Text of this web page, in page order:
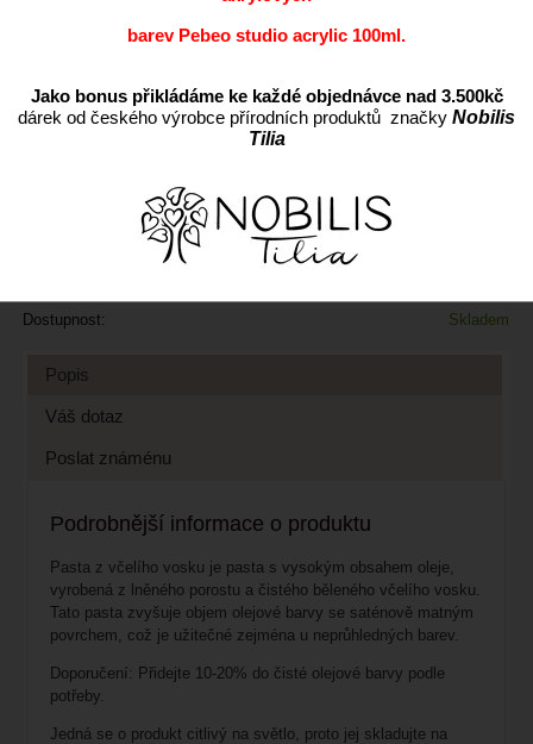
Přidat do oblíbených
Dostupnost: Skladem
Popis
Váš dotaz
Poslat známénu
Podrobnější informace o produktu
Pasta z včelího vosku je pasta s vysokým obsahem oleje,
vyrobená z lněného porostu a čistého běleného včelího vosku.
Tato pasta zvyšuje objem olejové barvy se saténově matným
povrchem, což je užitečné zejména u neprůhledných barev.
Doporučení: Přidejte 10-20% do čisté olejové barvy podle
potřeby.
Jedná se o produkt citlivý na světlo, proto jej skladujte na
barev Pebeo studio acrylic 100ml.
Jako bonus přikládáme ke každé objednávce nad 3.500kč
dárek od českého výrobce přírodních produktů značky Nobilis
Tilia